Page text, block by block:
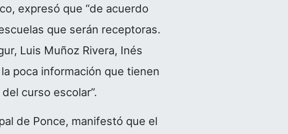
expresó que “de acuerdo
que serán receptoras.
Luis Muñoz Rivera, Inés
poca información que tienen
curso escolar”.
de Ponce, manifestó que el